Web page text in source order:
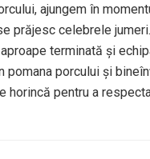
ajungem în
prăjesc celebrele
terminată și
pomana porcului și
horincă pentru a